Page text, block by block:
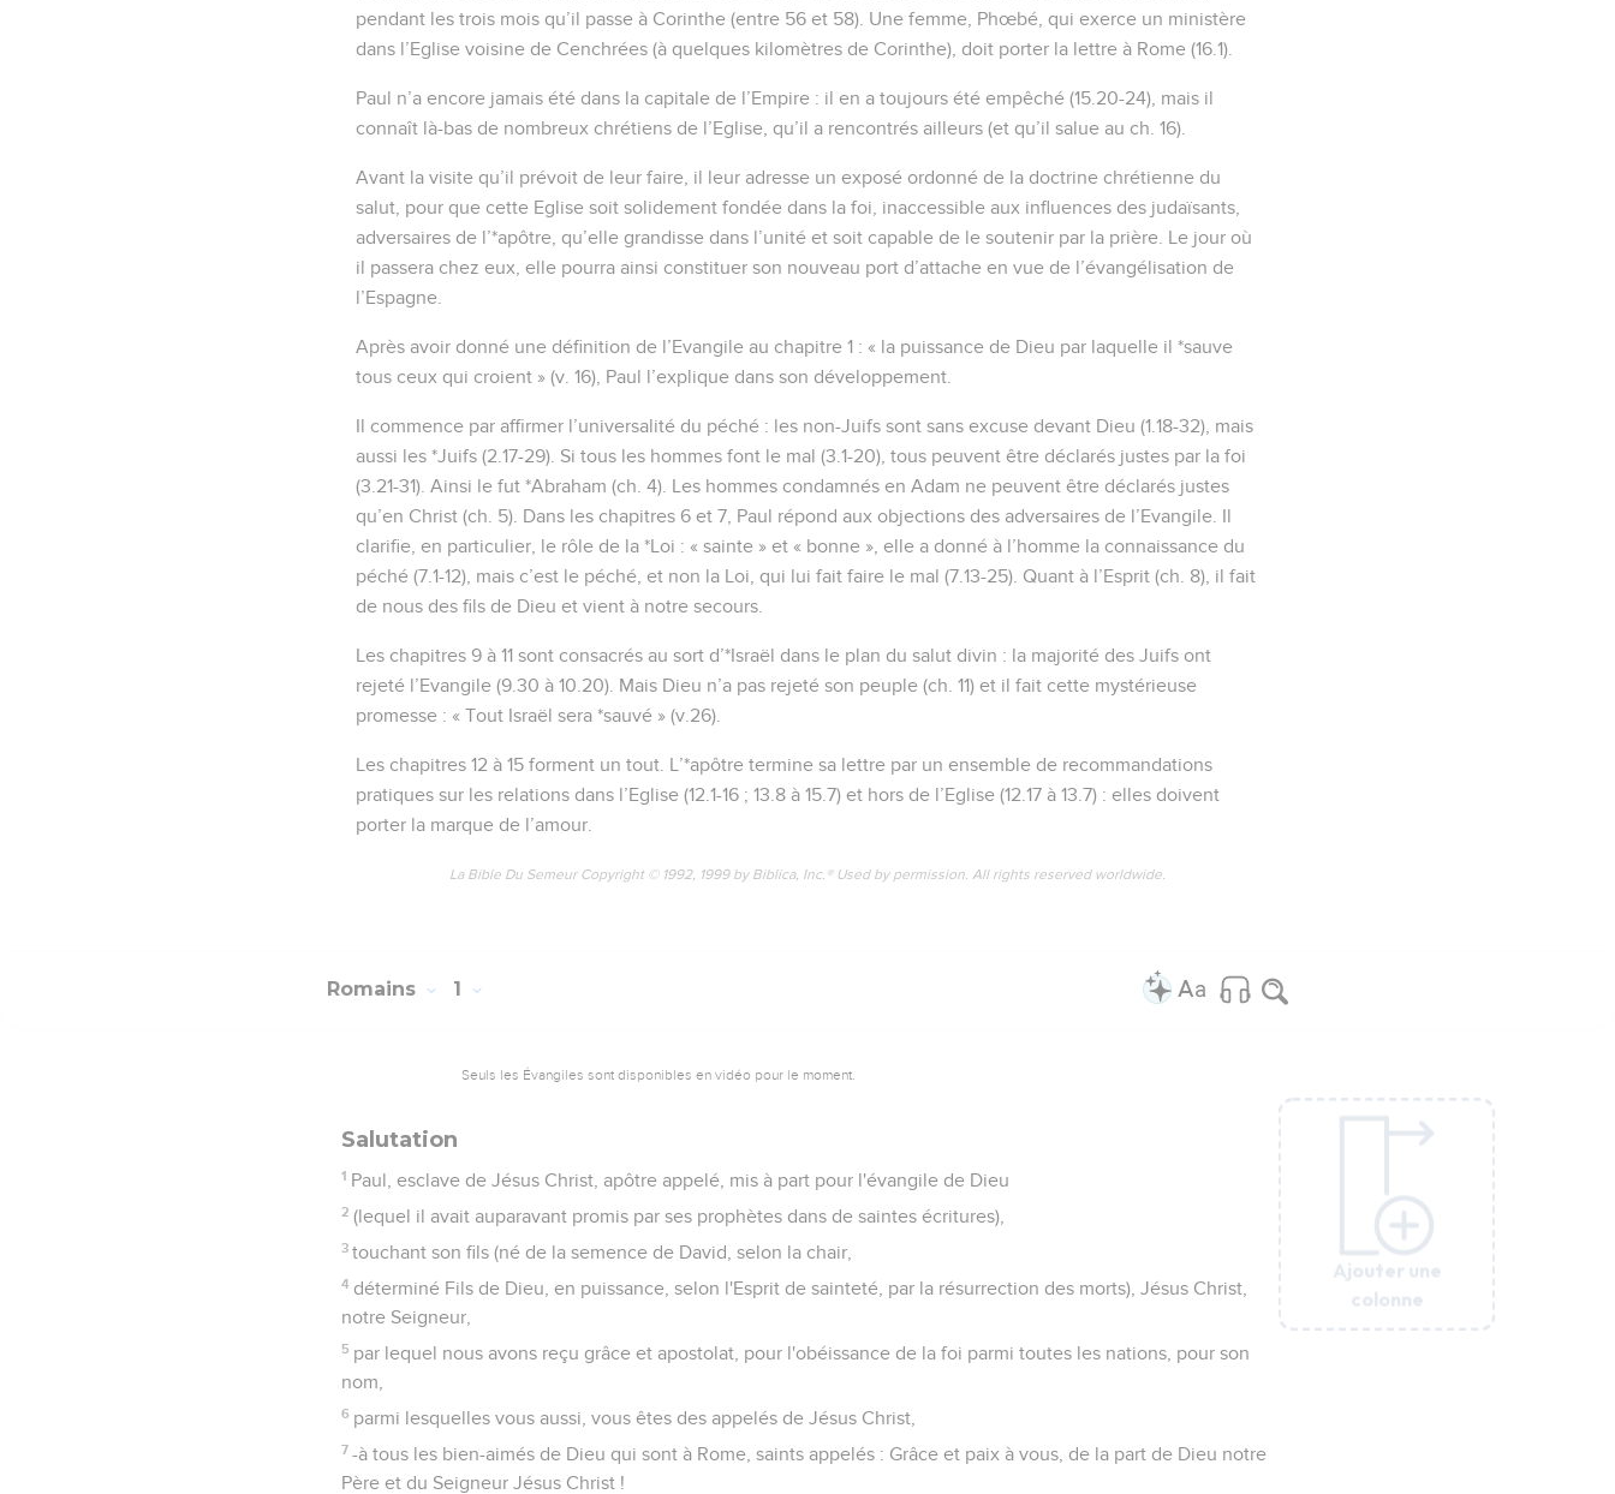
Ajouter une
colonne
pendant les trois mois qu’il passe à Corinthe (entre 56 et 58). Une femme, Phœbé, qui exerce un ministère
dans l’Eglise voisine de Cenchrées (à quelques kilomètres de Corinthe), doit porter la lettre à Rome (16.1).
Paul n’a encore jamais été dans la capitale de l’Empire : il en a toujours été empêché (15.20-24), mais il
connaît là-bas de nombreux chrétiens de l’Eglise, qu’il a rencontrés ailleurs (et qu’il salue au ch. 16).
Avant la visite qu’il prévoit de leur faire, il leur adresse un exposé ordonné de la doctrine chrétienne du
salut, pour que cette Eglise soit solidement fondée dans la foi, inaccessible aux influences des judaïsants,
adversaires de l’*apôtre, qu’elle grandisse dans l’unité et soit capable de le soutenir par la prière. Le jour où
il passera chez eux, elle pourra ainsi constituer son nouveau port d’attache en vue de l’évangélisation de
l’Espagne.
Après avoir donné une définition de l’Evangile au chapitre 1 : « la puissance de Dieu par laquelle il *sauve
tous ceux qui croient » (v. 16), Paul l’explique dans son développement.
Il commence par affirmer l’universalité du péché : les non-Juifs sont sans excuse devant Dieu (1.18-32), mais
aussi les *Juifs (2.17-29). Si tous les hommes font le mal (3.1-20), tous peuvent être déclarés justes par la foi
(3.21-31). Ainsi le fut *Abraham (ch. 4). Les hommes condamnés en Adam ne peuvent être déclarés justes
qu’en Christ (ch. 5). Dans les chapitres 6 et 7, Paul répond aux objections des adversaires de l’Evangile. Il
clarifie, en particulier, le rôle de la *Loi : « sainte » et « bonne », elle a donné à l’homme la connaissance du
péché (7.1-12), mais c’est le péché, et non la Loi, qui lui fait faire le mal (7.13-25). Quant à l’Esprit (ch. 8), il fait
de nous des fils de Dieu et vient à notre secours.
Les chapitres 9 à 11 sont consacrés au sort d’*Israël dans le plan du salut divin : la majorité des Juifs ont
rejeté l’Evangile (9.30 à 10.20). Mais Dieu n’a pas rejeté son peuple (ch. 11) et il fait cette mystérieuse
promesse : « Tout Israël sera *sauvé » (v.26).
Les chapitres 12 à 15 forment un tout. L’*apôtre termine sa lettre par un ensemble de recommandations
pratiques sur les relations dans l’Eglise (12.1-16 ; 13.8 à 15.7) et hors de l’Eglise (12.17 à 13.7) : elles doivent
porter la marque de l’amour.
La Bible Du Semeur Copyright © 1992, 1999 by Biblica, Inc.® Used by permission. All rights reserved worldwide.
Romains 1
Seuls les Évangiles sont disponibles en vidéo pour le moment.
Salutation
1 Paul, esclave de Jésus Christ, apôtre appelé, mis à part pour l'évangile de Dieu
2 (lequel il avait auparavant promis par ses prophètes dans de saintes écritures),
3 touchant son fils (né de la semence de David, selon la chair,
4 déterminé Fils de Dieu, en puissance, selon l'Esprit de sainteté, par la résurrection des morts), Jésus Christ,
notre Seigneur,
5 par lequel nous avons reçu grâce et apostolat, pour l'obéissance de la foi parmi toutes les nations, pour son
nom,
6 parmi lesquelles vous aussi, vous êtes des appelés de Jésus Christ,
7 -à tous les bien-aimés de Dieu qui sont à Rome, saints appelés : Grâce et paix à vous, de la part de Dieu notre
Père et du Seigneur Jésus Christ !
Ajouter une
colonne
Ajouter une
colonne
Ajouter une
colonne
Ajouter une
colonne